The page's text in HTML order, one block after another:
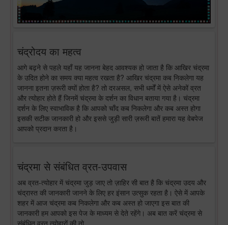
चंद्रोदय का महत्व
आगे बढ़ने से पहले यहाँ यह जानना बेहद आवश्यक हो जाता है कि आखिर चंद्रमा
के उदित होने का समय क्या महत्व रखता है? आखिर चंद्रमा कब निकलेगा यह
जानना इतना ज़रूरी क्यों होता है? तो दरअसल, सभी धर्मों में ऐसे अनेकों व्रत
और त्योहार होते हैं जिनमें चंद्रमा के दर्शन का विधान बताया गया है। चंद्रमा
दर्शन के लिए स्वाभाविक है कि आपको चाँद कब निकलेगा और कब अस्त होगा
इसकी सटीक जानकारी हो और इससे जुड़ी सारी ज़रूरी बातें हमारा यह वेबपेज
आपको प्रदान करता है।
चंद्रमा से संबंधित व्रत-उपवास
अब व्रत-त्योहार में चंद्रमा जुड़ जाए तो ज़ाहिर सी बात है कि चंद्रमा उदय और
चंद्रास्त की जानकारी जानने के लिए हर इंसान उत्सुक रहता है। ऐसे में आपके
शहर में आज चंद्रमा कब निकलेगा और कब अस्त हो जाएगा इस बात की
जानकारी हम आपको इस पेज के माध्यम से देते रहेंगे। अब बात करें चंद्रमा से
संबंधित व्रत त्योहारों की तो,